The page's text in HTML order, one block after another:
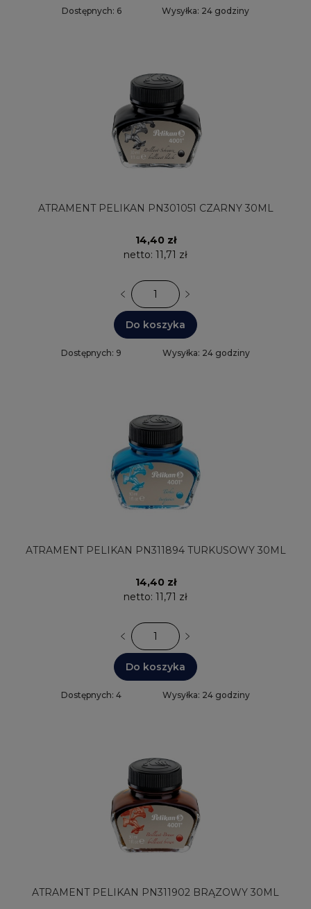
Dostępnych: 6 Wysyłka: 24 godziny
ATRAMENT PELIKAN PN301051 CZARNY 30ML
14,40 zł
netto: 11,71 zł
Do koszyka
Dostępnych: 9 Wysyłka: 24 godziny
ATRAMENT PELIKAN PN311894 TURKUSOWY 30ML
14,40 zł
netto: 11,71 zł
Do koszyka
Dostępnych: 4 Wysyłka: 24 godziny
ATRAMENT PELIKAN PN311902 BRĄZOWY 30ML